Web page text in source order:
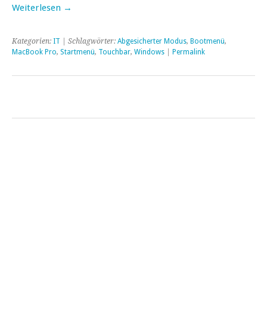
Weiterlesen →
Kategorien: IT | Schlagwörter: Abgesicherter Modus, Bootmenü,
MacBook Pro, Startmenü, Touchbar, Windows Permalink